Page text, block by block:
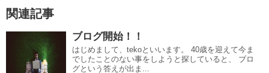
関連記事
ブログ開始！！
はじめまして、tekoといいます。 40歳を迎えて今ま
でしたことのない事をしようと探していると、 ブロ
グという答えが出ま...